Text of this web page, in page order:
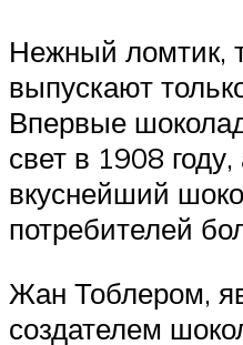
Нежный ломтик,
выпускают
Впервые
свет в 1908
вкуснейший
потребителей
Жан Тоблером,
создателем